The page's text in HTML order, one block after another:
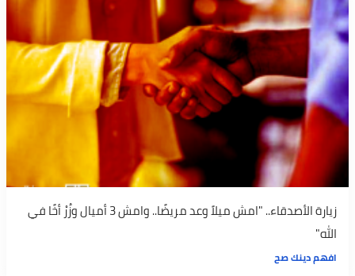
زيارة الأصدقاء.. "امش ميلاً وعد مريضًا.. وامش 3 أميال وزُرْ أخًا في
الله"
افهم دينك صح